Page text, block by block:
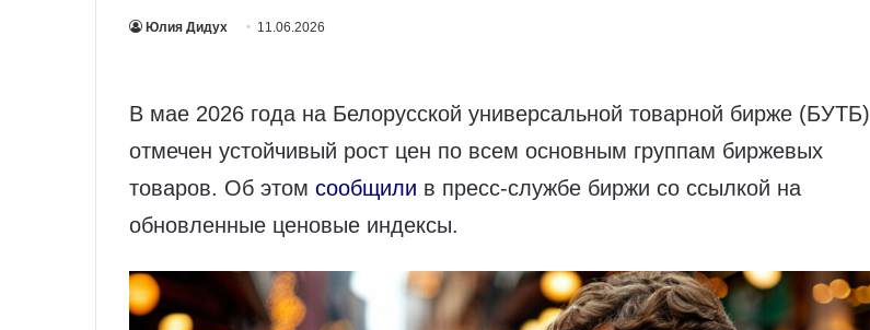
Юлия Дидух 11.06.2026
В мае 2026 года на Белорусской универсальной товарной бирже (БУТБ)
отмечен устойчивый рост цен по всем основным группам биржевых
товаров. Об этом сообщили в пресс-службе биржи со ссылкой на
обновленные ценовые индексы.